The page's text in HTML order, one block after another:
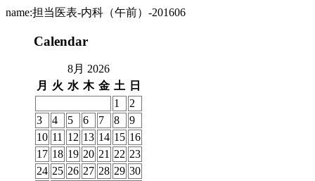
name:担当医表-内科（午前）-201606
Calendar
8月 2026
月
火 水 木 金 土 日
1
2
3
4 5 6 7 8
9
10 11 12 13 14 15 16
17 18 19 20 21 22 23
24 25 26 27 28 29 30